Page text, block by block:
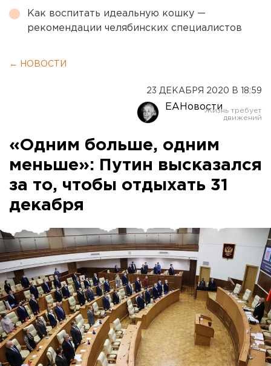
Как воспитать идеальную кошку —
рекомендации челябинских специалистов
← НОВОСТИ
23 ДЕКАБРЯ 2020 В 18:59
ЕАНовости
«Одним больше, одним
меньше»: Путин высказался
за то, чтобы отдыхать 31
декабря